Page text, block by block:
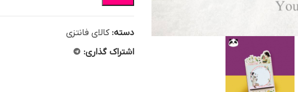
دسته: کالای فانتزی
اشتراک گذاری: